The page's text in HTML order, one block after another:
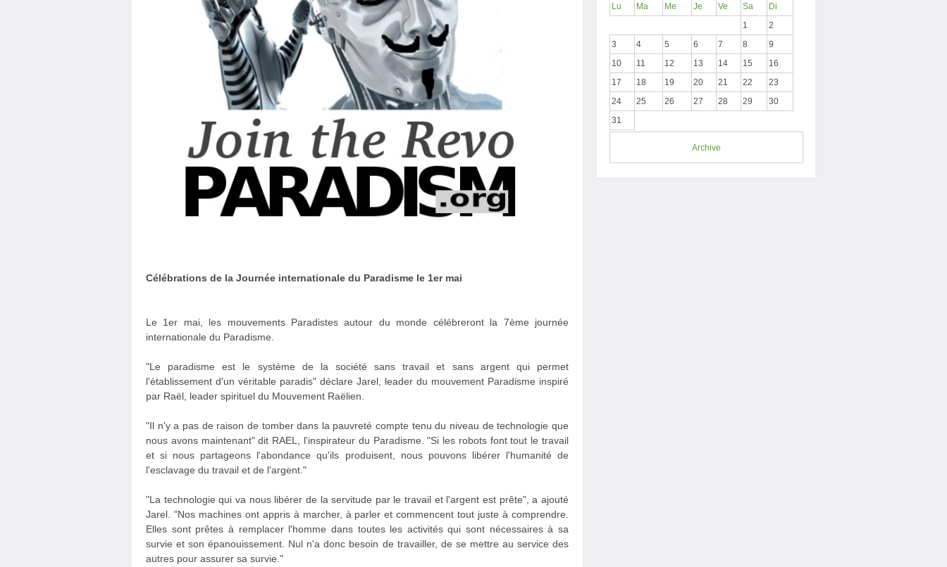
Célébrations de la Journée internationale du Paradisme le 1er mai
Le 1er mai, les mouvements Paradistes autour du monde célébreront la 7ème journée
internationale du Paradisme.
"Le paradisme est le système de la société sans travail et sans argent qui permet
l'établissement d'un véritable paradis" déclare Jarel, leader du mouvement Paradisme inspiré
par Raël, leader spirituel du Mouvement Raëlien.
"Il n'y a pas de raison de tomber dans la pauvreté compte tenu du niveau de technologie que
nous avons maintenant" dit RAEL, l'inspirateur du Paradisme. "Si les robots font tout le travail
et si nous partageons l'abondance qu'ils produisent, nous pouvons libérer l'humanité de
l'esclavage du travail et de l'argent."
"La technologie qui va nous libérer de la servitude par le travail et l'argent est prête", a ajouté
Jarel. "Nos machines ont appris à marcher, à parler et commencent tout juste à comprendre.
Elles sont prêtes à remplacer l'homme dans toutes les activités qui sont nécessaires à sa
survie et son épanouissement. Nul n'a donc besoin de travailler, de se mettre au service des
autres pour assurer sa survie."
Lu Ma Me Je Ve Sa
Di
1
2
3
4 5 6 7 8
9
10
11 12 13 14 15
16
17
18 19 20 21 22
23
24
25 26 27 28 29
30
31
Archive